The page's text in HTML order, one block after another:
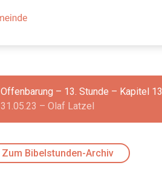
Offenbarung – 13. Stunde – Kapitel 13
31.05.23 – Olaf Latzel
Zum Bibelstunden-Archiv